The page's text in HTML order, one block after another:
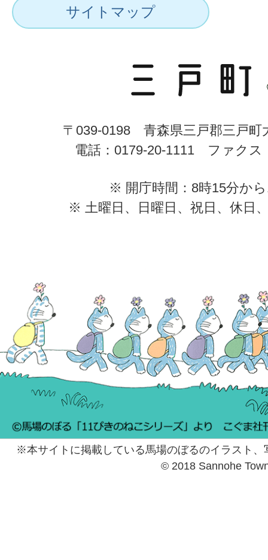
サイトマップ
〒039-0198 青森県三戸郡三戸町
電話：0179-20-1111 ファクス
※ 開庁時間：8時15分か
※ 土曜日、日曜日、祝日、休日
※本サイトに掲載している馬場のぼるのイラスト
© 2018 Sannohe